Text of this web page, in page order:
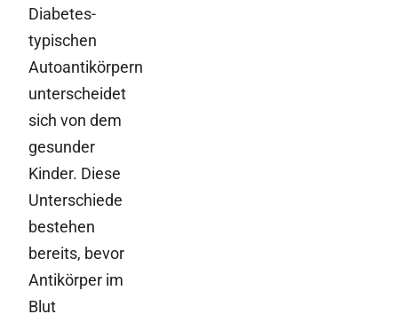
Diabetes-
typischen
Autoantikörpern
unterscheidet
sich von dem
gesunder
Kinder. Diese
Unterschiede
bestehen
bereits, bevor
Antikörper im
Blut